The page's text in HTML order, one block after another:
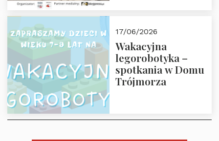
czerwca 2026 r.
godz. 18:00 w Domu
Trójmorza.
Zapraszamy!
17/06/2026
Wakacyjna
legorobotyka –
spotkania w Domu
Trójmorza